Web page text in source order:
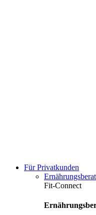
Für Privatkunden
Fit-Connect